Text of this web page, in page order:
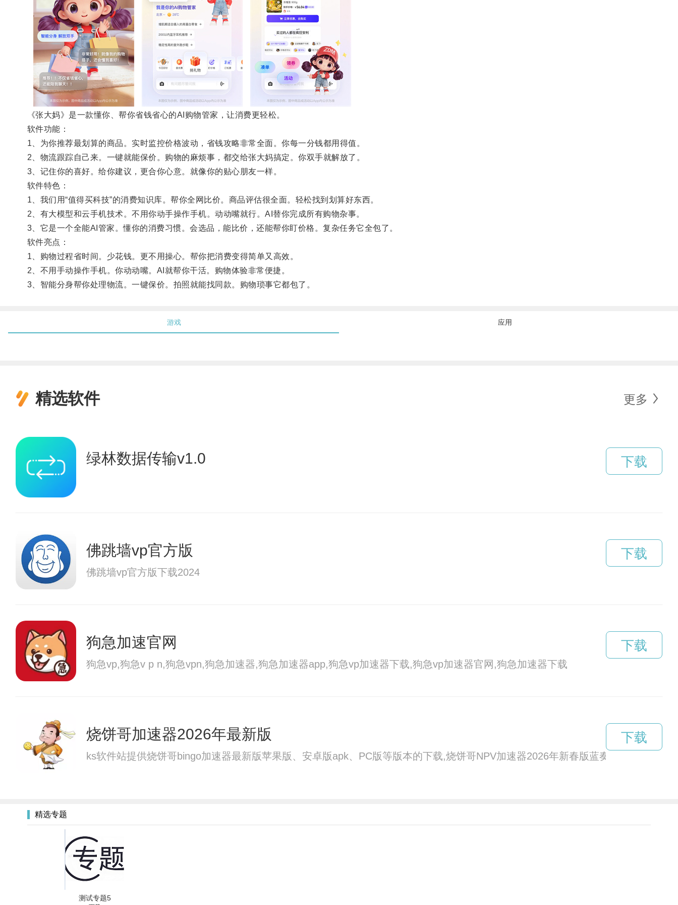
《张大妈》是一款懂你、帮你省钱省心的AI购物管家，让消费更轻松。
软件功能：
1、为你推荐最划算的商品。实时监控价格波动，省钱攻略非常全面。你每一分钱都用得值。
2、物流跟踪自己来。一键就能保价。购物的麻烦事，都交给张大妈搞定。你双手就解放了。
3、记住你的喜好。给你建议，更合你心意。就像你的贴心朋友一样。
软件特色：
1、我们用“值得买科技”的消费知识库。帮你全网比价。商品评估很全面。轻松找到划算好东西。
2、有大模型和云手机技术。不用你动手操作手机。动动嘴就行。AI替你完成所有购物杂事。
3、它是一个全能AI管家。懂你的消费习惯。会选品，能比价，还能帮你盯价格。复杂任务它全包了。
软件亮点：
1、购物过程省时间。少花钱。更不用操心。帮你把消费变得简单又高效。
2、不用手动操作手机。你动动嘴。AI就帮你干活。购物体验非常便捷。
3、智能分身帮你处理物流。一键保价。拍照就能找同款。购物琐事它都包了。
游戏 应用
精选软件 更多
绿林数据传输v1.0 下载
佛跳墙vp官方版
佛跳墙vp官方版下载2024
下载
狗急加速官网
狗急vp,狗急v p n,狗急vpn,狗急加速器,狗急加速器app,狗急vp加速器下载,狗急vp加速器官网,狗急加速器下载
下载
烧饼哥加速器2026年最新版
ks软件站提供烧饼哥bingo加速器最新版苹果版、安卓版apk、PC版等版本的下载,烧饼哥NPV加速器2026年新春版蓝奏云、百度云请
下载
精选专题
测试专题5